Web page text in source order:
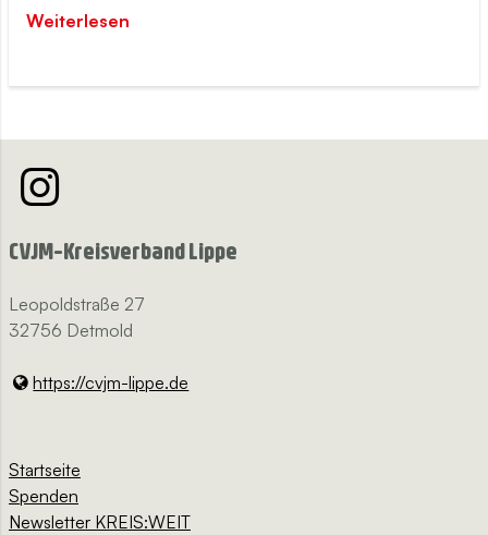
Weiterlesen
CVJM-Kreisverband Lippe
Leopoldstraße 27
32756 Detmold
https://cvjm-lippe.​de
Startseite
Spenden
Newsletter KREIS:WEIT